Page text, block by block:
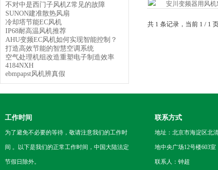
不对中是西门子风机Z常见的故障
SUNON建准散热风扇
冷却塔节能EC风机
IP68耐高温风机推荐
AHU变频EC风机如何实现智能控制？
打造高效节能的智慧空调系统
空气处理机组改造重塑电子制造效率
4184NXH
ebmpapst风机辨真假
共 1 条记录，当前 1 / 1
工作时间
为了避免不必要的等待，敬请注意我们的工作时
间 。以下是我们的正常工作时间，中国大陆法定
节假日除外。
联系方式
地址：北京市海淀区北
地中央广场12号楼603室
联系人：钟超